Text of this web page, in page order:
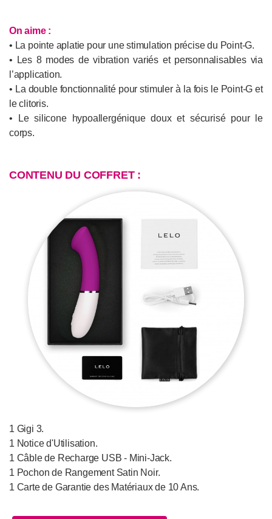
On aime :
• La pointe aplatie pour une stimulation précise du Point-G.
• Les 8 modes de vibration variés et personnalisables via
l’application.
• La double fonctionnalité pour stimuler à la fois le Point-G et
le clitoris.
• Le silicone hypoallergénique doux et sécurisé pour le
corps.
CONTENU DU COFFRET :
1 Gigi 3.
1 Notice d'Utilisation.
1 Câble de Recharge USB - Mini-Jack.
1 Pochon de Rangement Satin Noir.
1 Carte de Garantie des Matériaux de 10 Ans.